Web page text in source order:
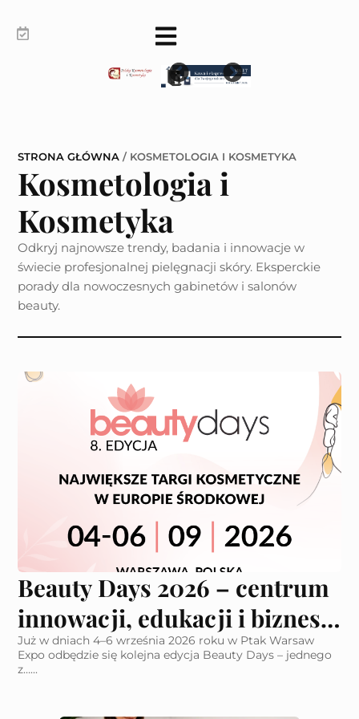
STRONA GŁÓWNA / KOSMETOLOGIA I KOSMETYKA
Kosmetologia i
Kosmetyka
Odkryj najnowsze trendy, badania i innowacje w
świecie profesjonalnej pielęgnacji skóry. Eksperckie
porady dla nowoczesnych gabinetów i salonów
beauty.
Beauty Days 2026 – centrum
innowacji, edukacji i biznesu
dla branży beauty
Już w dniach 4–6 września 2026 roku w Ptak Warsaw
Expo odbędzie się kolejna edycja Beauty Days – jednego
z…...